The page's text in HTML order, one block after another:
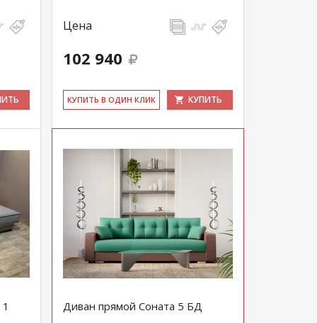
Цена
102 940
КУ­ПИТЬ В ОДИН КЛИК КУПИТЬ
Диван прямой Соната 5 БД